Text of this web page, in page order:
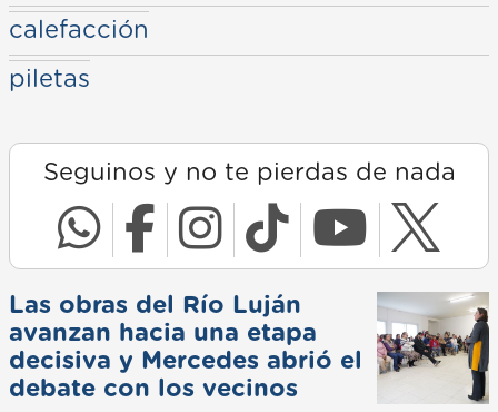
calefacción
piletas
Seguinos y no te pierdas de nada
Las obras del Río Luján
avanzan hacia una etapa
decisiva y Mercedes abrió el
debate con los vecinos